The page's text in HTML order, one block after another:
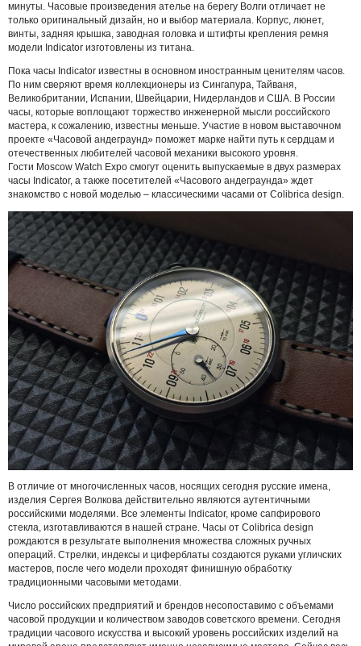
минуты. Часовые произведения ателье на берегу Волги отличает не
только оригинальный дизайн, но и выбор материала. Корпус, люнет,
винты, задняя крышка, заводная головка и штифты крепления ремня
модели Indicator изготовлены из титана.
Пока часы Indicator известны в основном иностранным ценителям часов.
По ним сверяют время коллекционеры из Сингапура, Тайваня,
Великобритании, Испании, Швейцарии, Нидерландов и США. В России
часы, которые воплощают торжество инженерной мысли российского
мастера, к сожалению, известны меньше. Участие в новом выставочном
проекте «Часовой андеграунд» поможет марке найти путь к сердцам и
отечественных любителей часовой механики высокого уровня.
Гости Moscow Watch Expo смогут оценить выпускаемые в двух размерах
часы Indicator, а также посетителей «Часового андеграунда» ждет
знакомство с новой моделью – классическими часами от Сolibrica design.
В отличие от многочисленных часов, носящих сегодня русские имена,
изделия Сергея Волкова действительно являются аутентичными
российскими моделями. Все элементы Indicator, кроме сапфирового
стекла, изготавливаются в нашей стране. Часы от Сolibrica design
рождаются в результате выполнения множества сложных ручных
операций. Стрелки, индексы и циферблаты создаются руками угличских
мастеров, после чего модели проходят финишную обработку
традиционными часовыми методами.
Число российских предприятий и брендов несопоставимо с объемами
часовой продукции и количеством заводов советского времени. Сегодня
традиции часового искусства и высокий уровень российских изделий на